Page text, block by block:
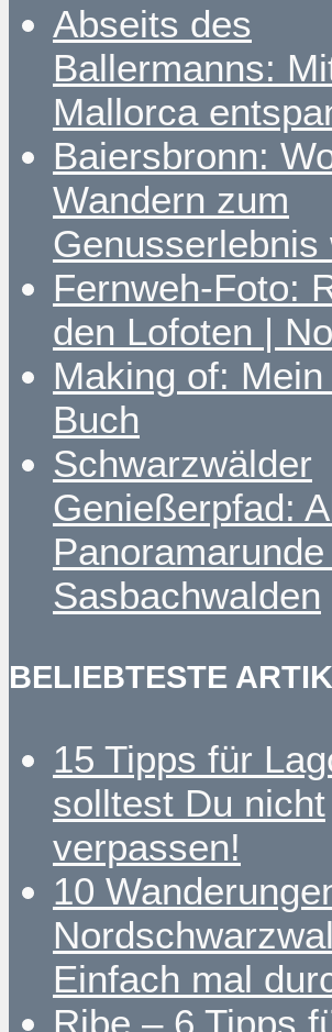
Abseits des
Ballermanns:
Mallorca
Baiersbronn:
Wandern zum
Genusserlebnis
Fernweh-Foto:
den Lofoten |
Making of:
Buch
Schwarzwälder
Genießerpfad:
Sasbachwalden
BELIEBTESTE
15 Tipps für
solltest Du nicht
verpassen!
10
Einfach mal
Ribe – 6 Tipps